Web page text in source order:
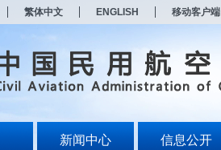
繁体中文 ENGLISH 移动客户端
新闻中心 信息公开